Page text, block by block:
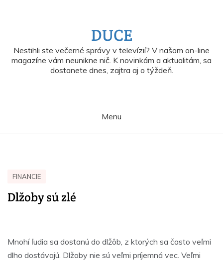
DUCE
Nestihli ste večerné správy v televízií? V našom on-line
magazíne vám neunikne nič. K novinkám a aktualitám, sa
dostanete dnes, zajtra aj o týždeň.
Menu
FINANCIE
Dlžoby sú zlé
Mnohí ľudia sa dostanú do dlžôb, z ktorých sa často veľmi
dlho dostávajú. Dlžoby nie sú veľmi príjemná vec. Veľmi